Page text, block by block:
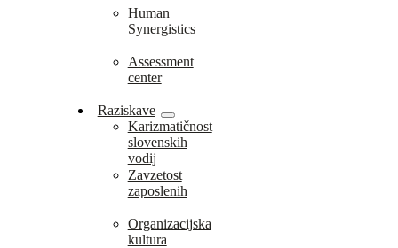
Human
Synergistics
Assessment
center
Raziskave
Karizmatičnost
slovenskih
vodij
Zavzetost
zaposlenih
Organizacijska
kultura